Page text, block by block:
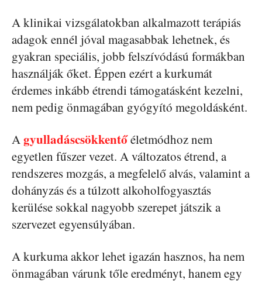
A klinikai vizsgálatokban alkalmazott terápiás
adagok ennél jóval magasabbak lehetnek, és
gyakran speciális, jobb felszívódású formákban
használják őket. Éppen ezért a kurkumát
érdemes inkább étrendi támogatásként kezelni,
nem pedig önmagában gyógyító megoldásként.
Agyulladáscsökkentőéletmódhoz nem
egyetlen fűszer vezet. A változatos étrend, a
rendszeres mozgás, a megfelelő alvás, valamint a
dohányzás és a túlzott alkoholfogyasztás
kerülése sokkal nagyobb szerepet játszik a
szervezet egyensúlyában.
A kurkuma akkor lehet igazán hasznos, ha nem
önmagában várunk tőle eredményt, hanem egy